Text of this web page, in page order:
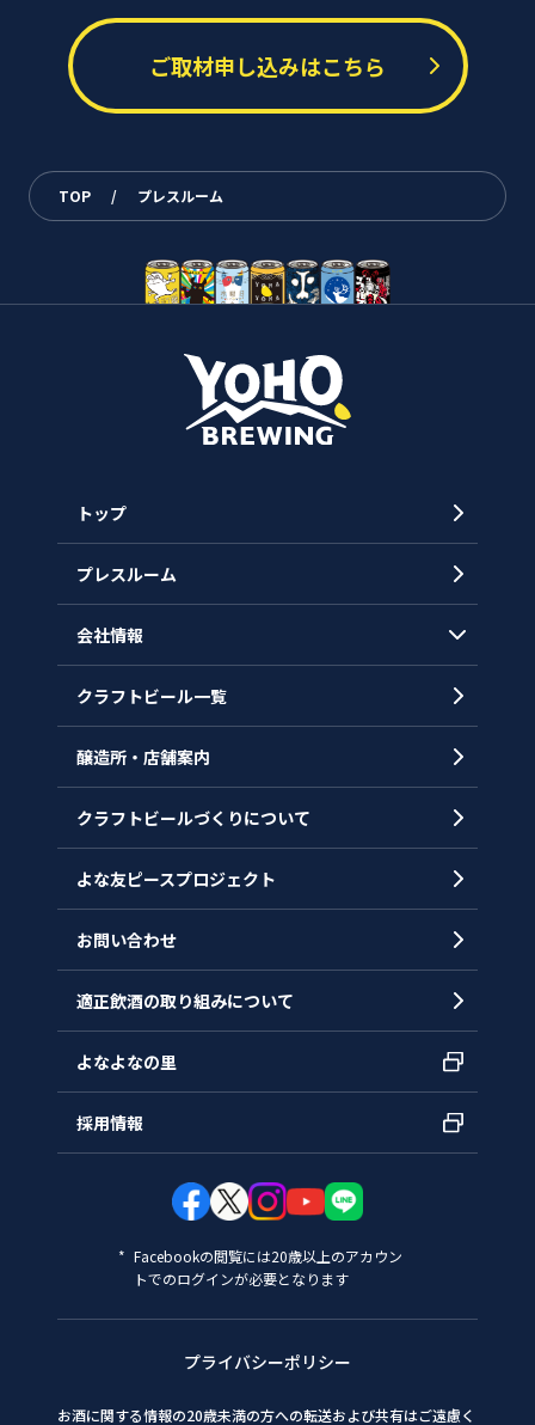
ご取材申し込みはこちら
TOP / プレスルーム
トップ
プレスルーム
会社情報
会社概要
沿革
クラフトビール一覧
醸造所・店舗案内
クラフトビールづくりについて
よな友ピースプロジェクト
お問い合わせ
適正飲酒の取り組みについて
よなよなの里
採用情報
Facebookの閲覧には20歳以上のアカウン
トでのログインが必要となります
プライバシーポリシー
お酒に関する情報の20歳未満の方への転送および共有はご遠慮く